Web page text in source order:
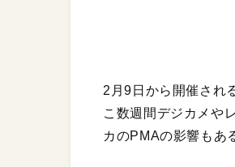
2月9日から開催され
こ数週間デジカメや
カのPMAの影響もあ